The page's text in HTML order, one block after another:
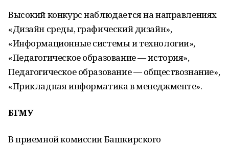
Высокий конкурс наблюдается на направлениях
«Дизайн среды, графический дизайн»,
«Информационные системы и технологии»,
«Педагогическое образование — история»,
Педагогическое образование — обществознание»,
«Прикладная информатика в менеджменте».
БГМУ
В приемной комиссии Башкирского